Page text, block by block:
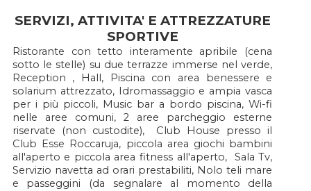
SERVIZI, ATTIVITA' E ATTREZZATURE
SPORTIVE
Ristorante con tetto interamente apribile (cena
sotto le stelle) su due terrazze immerse nel verde,
Reception , Hall, Piscina con area benessere e
solarium attrezzato, Idromassaggio e ampia vasca
per i più piccoli, Music bar a bordo piscina, Wi-fi
nelle aree comuni, 2 aree parcheggio esterne
riservate (non custodite), Club House presso il
Club Esse Roccaruja, piccola area giochi bambini
all'aperto e piccola area fitness all'aperto, Sala Tv,
Servizio navetta ad orari prestabiliti, Nolo teli mare
e passeggini (da segnalare al momento della